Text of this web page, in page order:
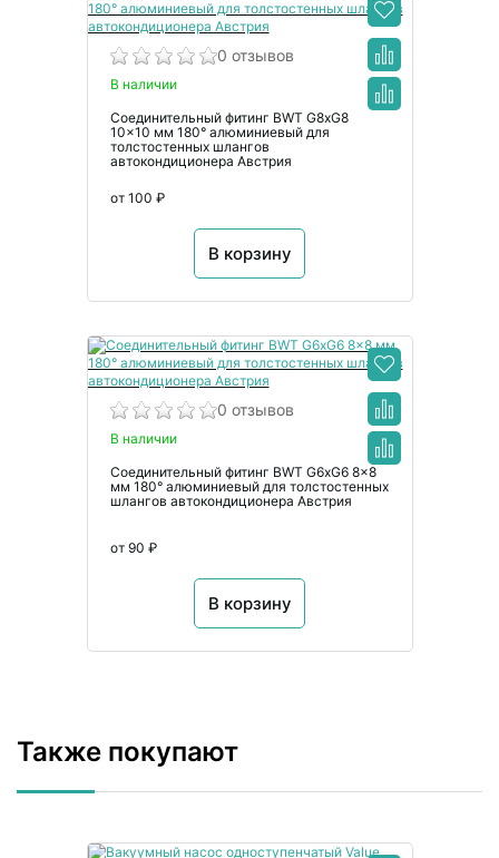
0 отзывов
В наличии
Соединительный фитинг BWT G8xG8
10x10 мм 180° алюминиевый для
толстостенных шлангов
автокондиционера Австрия
от 100 ₽
В корзину
0 отзывов
В наличии
Соединительный фитинг BWT G6xG6 8x8
мм 180° алюминиевый для толстостенных
шлангов автокондиционера Австрия
от 90 ₽
В корзину
Также покупают